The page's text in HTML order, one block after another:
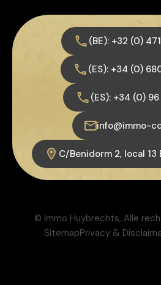
(BE): +32 (0)
(ES): +34 (0)
(ES): +34 (0) 96
info@immo-
C/Benidorm 2, local
© Immo Huybrechts, Alle
SitemapPrivacy &